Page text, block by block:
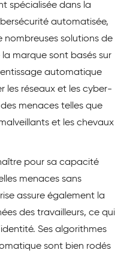
spécialisée dans la
automatisée,
nombreuses solutions de
marque sont basés sur
automatique
les réseaux et les cyber-
menaces telles que
et les chevaux
pour sa capacité
menaces sans
assure également la
des travailleurs, ce qui
Ses algorithmes
sont bien rodés